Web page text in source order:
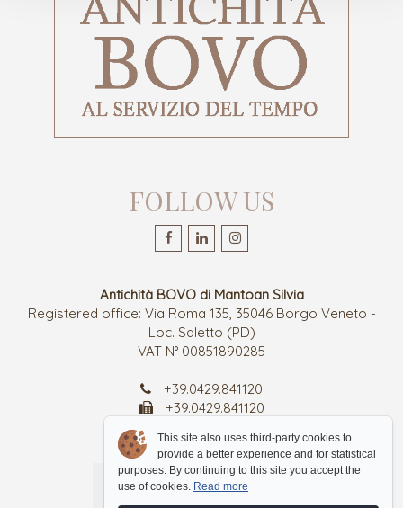
FOLLOW US
Antichità BOVO di Mantoan Silvia
Registered office: Via Roma 135, 35046 Borgo Veneto -
Loc. Saletto (PD)
VAT N° 00851890285
+39.0429.841120
+39.0429.841120
antichitabovo@gmail.com
This site also uses third-party cookies to
provide a better experience and for statistical
purposes. By continuing to this site you accept the
use of cookies. Read more